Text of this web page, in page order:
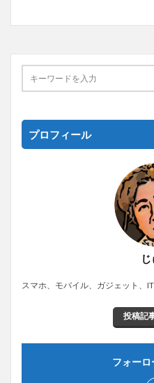
プロフィール
スマホ、モバイル、ガジェット、
投稿記
フォーロ